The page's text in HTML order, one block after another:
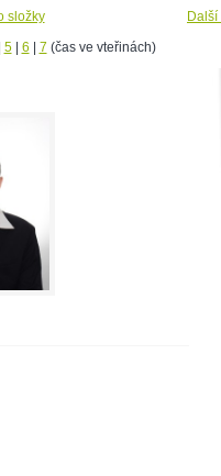
složky
5| 6 7 (čas ve vteřinách)